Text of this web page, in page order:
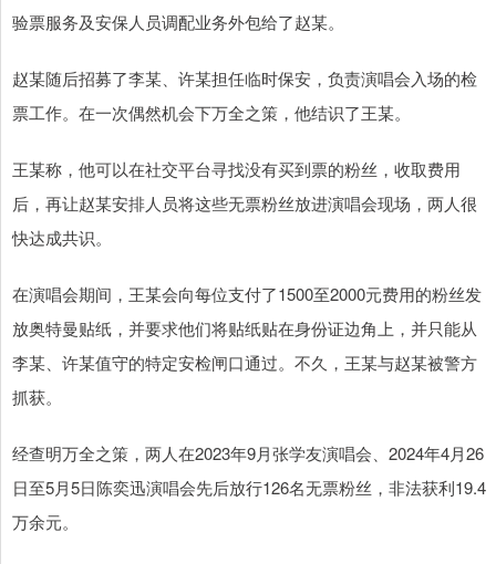
验票服务及安保人员调配业务外包给了赵某。
赵某随后招募了李某、许某担任临时保安，负责演唱会入场的检
票工作。在一次偶然机会下万全之策，他结识了王某。
王某称，他可以在社交平台寻找没有买到票的粉丝，收取费用
后，再让赵某安排人员将这些无票粉丝放进演唱会现场，两人很
快达成共识。
在演唱会期间，王某会向每位支付了1500至2000元费用的粉丝发
放奥特曼贴纸，并要求他们将贴纸贴在身份证边角上，并只能从
李某、许某值守的特定安检闸口通过。不久，王某与赵某被警方
抓获。
经查明万全之策，两人在2023年9月张学友演唱会、2024年4月26
日至5月5日陈奕迅演唱会先后放行126名无票粉丝，非法获利19.4
万余元。